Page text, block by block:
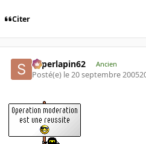
Citer
superlapin62 Ancien
Posté(e) le 20 septembre 2005